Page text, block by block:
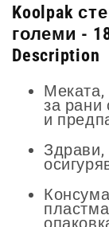
Koolpak
големи -
Description
за рани
и
Здрави,